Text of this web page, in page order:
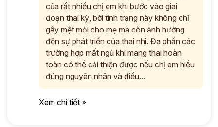
của rất nhiều chị em khi bước vào giai
đoạn thai kỳ, bởi tình trạng này không chỉ
gây mệt mỏi cho mẹ mà còn ảnh hưởng
đến sự phát triển của thai nhi. Đa phần các
trường hợp mất ngủ khi mang thai hoàn
toàn có thể cải thiện được nếu chị em hiểu
đúng nguyên nhân và điều...
Xem chi tiết »